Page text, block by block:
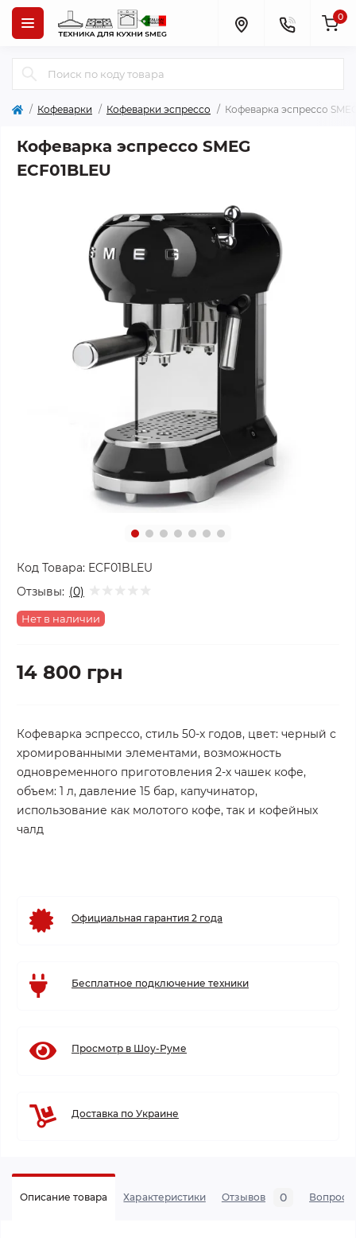
0
Кофеварки Кофеварки эспрессо Кофеварка эспрессо
Кофеварка эспрессо SMEG
ECF01BLEU
Код Товара: ECF01BLEU
Отзывы: (0)
Нет в наличии
14 800 грн
Кофеварка эспрессо, стиль 50-х годов, цвет: черный с
хромированными элементами, возможность
одновременного приготовления 2-х чашек кофе,
объем: 1 л, давление 15 бар, капучинатор,
использование как молотого кофе, так и кофейных
чалд
Официальная гарантия 2 года
Бесплатное подключение техники
Просмотр в Шоу-Руме
Доставка по Украине
Описание товара Характеристики Отзывов 0 Вопросы